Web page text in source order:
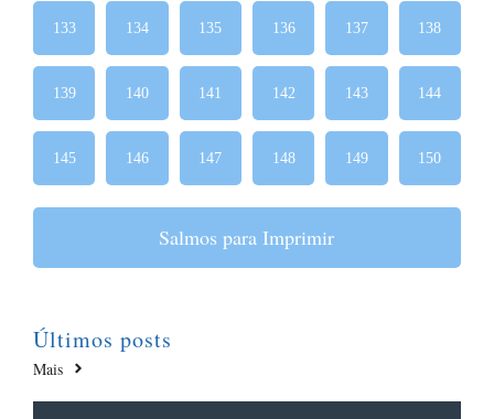
133 134 135 136 137 138
139 140 141 142 143 144
145 146 147 148 149 150
Salmos para Imprimir
Últimos posts
Mais